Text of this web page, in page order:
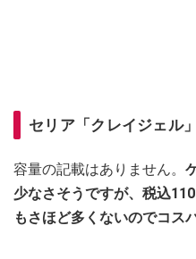
セリア「クレイジェル
容量の記載はありません。
少なさそうですが、税込
もさほど多くないのでコス